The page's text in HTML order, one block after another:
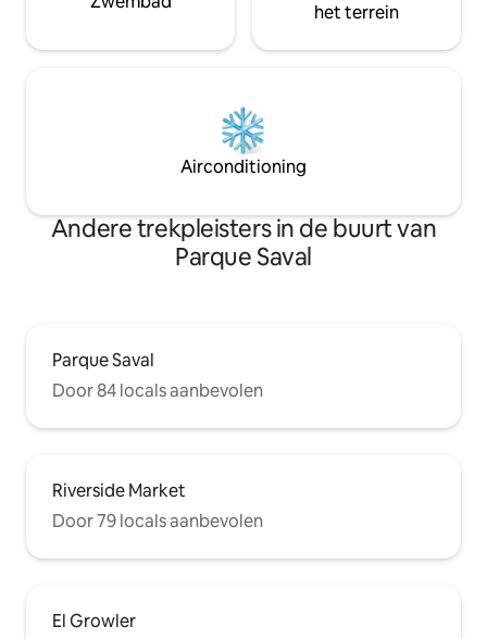
het terrein
Airconditioning
Andere trekpleisters in de buurt van
Parque Saval
Parque Saval
Door 84 locals aanbevolen
Riverside Market
Door 79 locals aanbevolen
El Growler